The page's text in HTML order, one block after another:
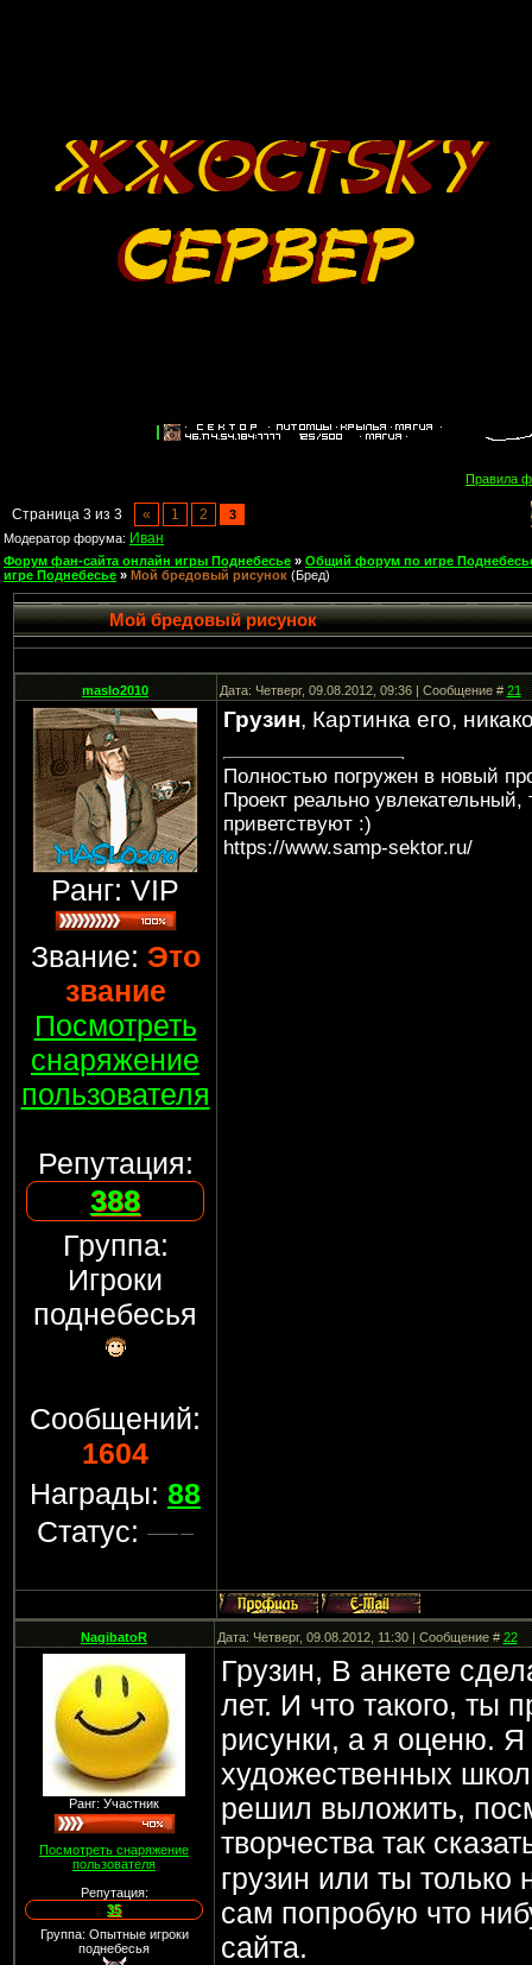
Правила
Страница 3 из 3 « 1 2
3
Модератор форума: Иван
Форум фан-сайта онлайн игры Поднебесье » Общий форум по игре
игре Поднебесье » Мой бредовый рисунок (Бред)
Мой бредовый рисунок
maslo2010 Дата: Четверг, 09.08.2012, 09:36 | Сообщение #21
Ранг: VIP
Звание: Это
звание
Посмотреть
снаряжение
пользователя
Репутация:
388
Группа:
Игроки
поднебесья
Сообщений:
1604
Награды: 88
Статус:
Грузин, Картинка его,
Полностью погружен в новый
Проект реально
приветствуют :)
https://www.samp-sektor.ru/
NagibatoR Дата: Четверг, 09.08.2012, 11:30 | Сообщение #22
Ранг: Участник
Посмотреть снаряжение
пользователя
Репутация:
35
Группа: Опытные игроки
поднебесья
Грузин, В анкете
лет. И что такого, ты
рисунки, а я оценю. Я
художественных
решил выложить,
творчества так
грузин или ты только
сам попробую что
сайта.